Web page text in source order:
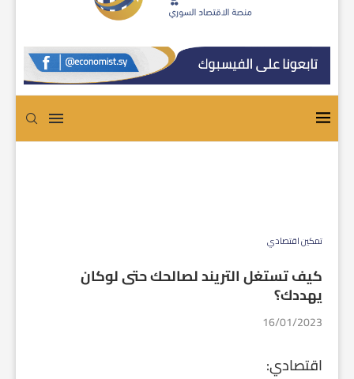
تمكين اقتصادي
كيف تستغل التريند لصالحك حتى لوكان
يهددك؟
16/01/2023
اقتصادي: